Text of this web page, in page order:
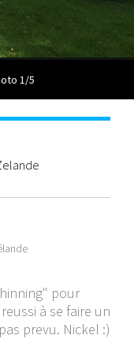
1/5
pour
à se faire un
prevu. Nickel :)